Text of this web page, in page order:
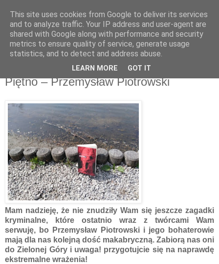
Recenzje na widelcu
Portal kulturalny - książki, recenzje, inspiracje, konkursy.
wtorek, 28 kwietnia 2020
Piętno – Przemysław Piotrowski
Mam nadzieję, że nie znudziły Wam się jeszcze zagadki
kryminalne, które ostatnio wraz z twórcami Wam
serwuję, bo Przemysław Piotrowski i jego bohaterowie
mają dla nas kolejną dość makabryczną. Zabiorą nas oni
do Zielonej Góry i uwaga! przygotujcie się na naprawdę
ekstremalne wrażenia!
This site uses cookies from Google to deliver its services
and to analyze traffic. Your IP address and user-agent are
shared with Google along with performance and security
metrics to ensure quality of service, generate usage
statistics, and to detect and address abuse.
LEARN MORE GOT IT